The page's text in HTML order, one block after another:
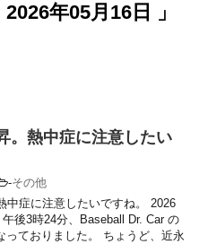
年05月16日 」
。熱中症に注意したい
-その他
中症に注意したいですね。 2026
後3時24分、Baseball Dr. Car の
ておりました。 ちょうど、近永